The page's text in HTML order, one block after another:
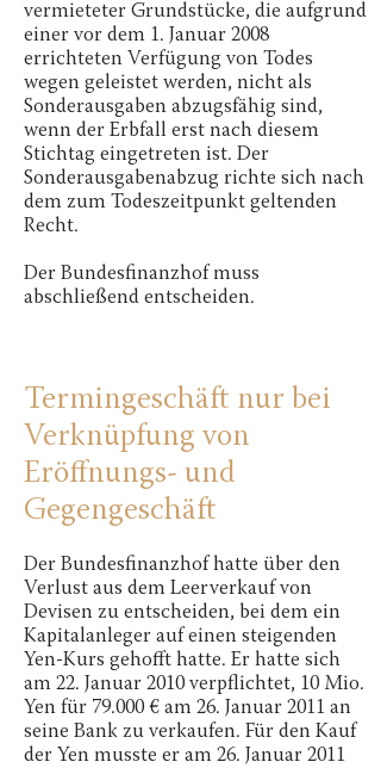
vermieteter Grundstücke, die aufgrund
einer vor dem 1. Januar 2008
errichteten Verfügung von Todes
wegen geleistet werden, nicht als
Sonderausgaben abzugsfähig sind,
wenn der Erbfall erst nach diesem
Stichtag eingetreten ist. Der
Sonderausgabenabzug richte sich nach
dem zum Todeszeitpunkt geltenden
Recht.
Der Bundesfinanzhof muss
abschließend entscheiden.
Termingeschäft nur bei
Verknüpfung von
Eröffnungs- und
Gegengeschäft
Der Bundesfinanzhof hatte über den
Verlust aus dem Leerverkauf von
Devisen zu entscheiden, bei dem ein
Kapitalanleger auf einen steigenden
Yen-Kurs gehofft hatte. Er hatte sich
am 22. Januar 2010 verpflichtet, 10 Mio.
Yen für 79.000 € am 26. Januar 2011 an
seine Bank zu verkaufen. Für den Kauf
der Yen musste er am 26. Januar 2011